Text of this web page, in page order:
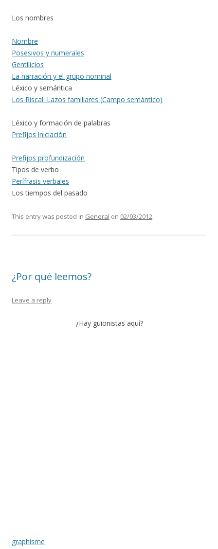
Los nombres
Nombre
Posesivos y numerales
Gentilicios
La narración y el grupo nominal
Léxico y semántica
Los Riscal: Lazos familiares (Campo semántico)
Léxico y formación de palabras
Prefijos iniciación
Prefijos profundización
Tipos de verbo
Perífrasis verbales
Los tiempos del pasado
This entry was posted in General on 02/03/2012.
¿Por qué leemos?
Leave a reply
¿Hay guionistas aquí?
graphisme